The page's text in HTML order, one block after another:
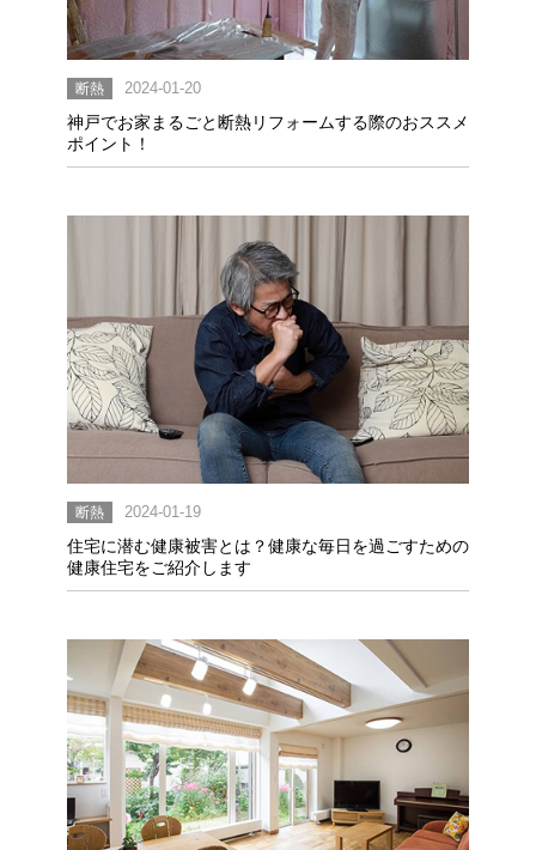
断熱 2024-01-20
神戸でお家まるごと断熱リフォームする際のおススメ
ポイント！
断熱 2024-01-19
住宅に潜む健康被害とは？健康な毎日を過ごすための
健康住宅をご紹介します